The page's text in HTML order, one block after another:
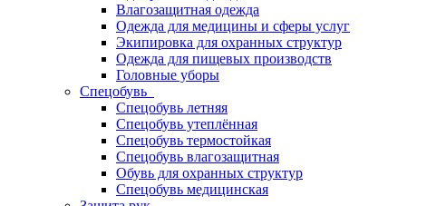
Влагозащитная одежда
Одежда для медицины и сферы услуг
Экипировка для охранных структур
Одежда для пищевых производств
Головные уборы
Спецобувь
Спецобувь летняя
Спецобувь утеплённая
Спецобувь термостойкая
Спецобувь влагозащитная
Обувь для охранных структур
Спецобувь медицинская